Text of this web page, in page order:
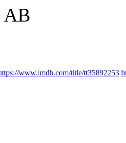
www.imdb.com/title/tt35892253